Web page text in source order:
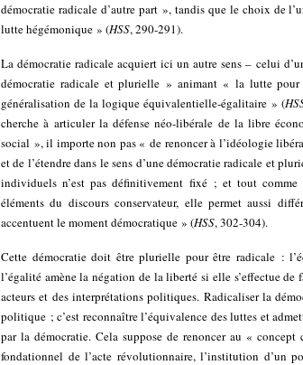
démocratie radicale d’autre part », tandis que le choix de
lutte hégémonique » (HSS, 290-291).
La démocratie radicale acquiert ici un autre sens – celui
démocratie radicale et plurielle » animant « la lutte
généralisation de la logique équivalentielle-égalitaire » (
cherche à articuler la défense néo-libérale de la libre
social », il importe non pas « de renoncer à l’idéologie
et de l’étendre dans le sens d’une démocratie radicale et
individuels n’est pas définitivement fixé ; et tout
éléments du discours conservateur, elle permet aussi
accentuent le moment démocratique » (HSS, 302-304).
Cette démocratie doit être plurielle pour être radicale :
l’égalité amène la négation de la liberté si elle s’effectue
acteurs et des interprétations politiques. Radicaliser la
politique ; c’est reconnaître l’équivalence des luttes et
par la démocratie. Cela suppose de renoncer au «
fondationnel de l’acte révolutionnaire, l’institution d’un